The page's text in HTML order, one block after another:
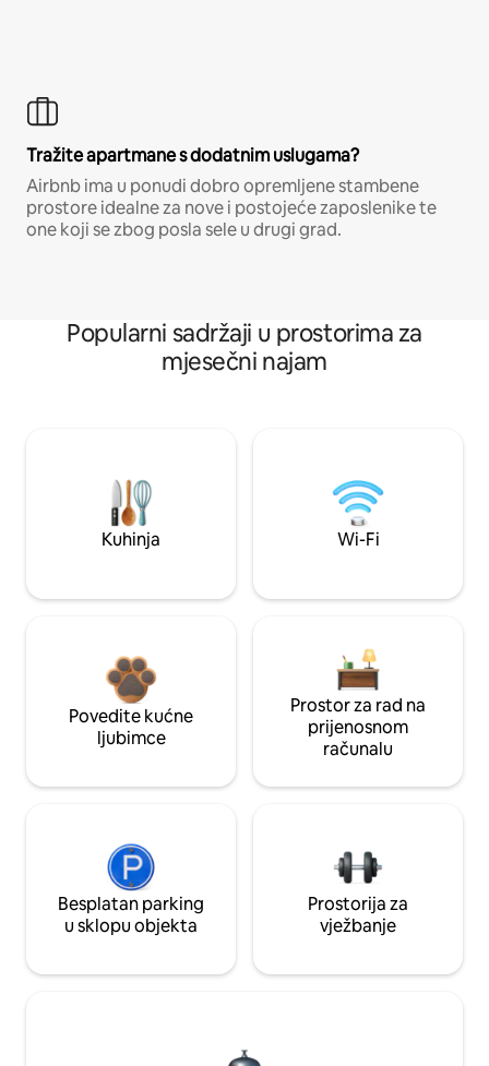
Tražite apartmane s dodatnim uslugama?
Airbnb ima u ponudi dobro opremljene stambene
prostore idealne za nove i postojeće zaposlenike te
one koji se zbog posla sele u drugi grad.
Popularni sadržaji u prostorima za
mjesečni najam
Kuhinja Wi-Fi
Povedite kućne
ljubimce
Prostor za rad na
prijenosnom
računalu
Besplatan parking
u sklopu objekta
Prostorija za
vježbanje